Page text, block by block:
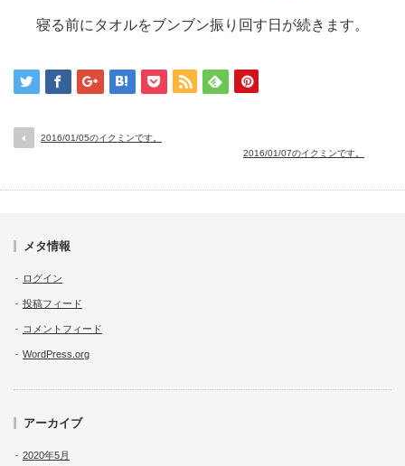
寝る前にタオルをブンブン振り回す日が続きます。
2016/01/05のイクミンです。
2016/01/07のイクミンです。
メタ情報
ログイン
投稿フィード
コメントフィード
WordPress.org
アーカイブ
2020年5月